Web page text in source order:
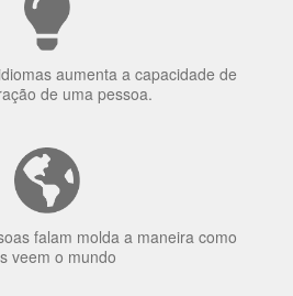
aumenta a capacidade de
de uma pessoa.
falam molda a maneira como
veem o mundo